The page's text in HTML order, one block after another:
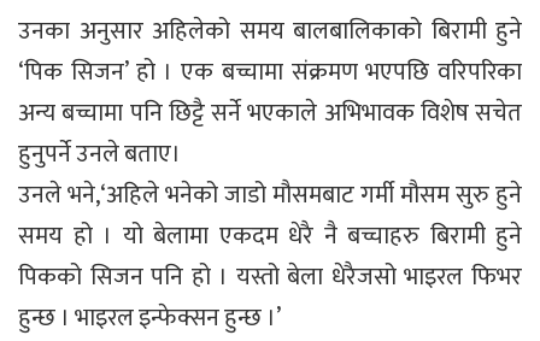
उनका अनुसार अहिलेको समय बालबालिकाको बिरामी हुने
‘पिक सिजन’ हो । एक बच्चामा संक्रमण भएपछि वरिपरिका
अन्य बच्चामा पनि छिट्टै सर्ने भएकाले अभिभावक विशेष सचेत
हुनुपर्ने उनले बताए।
उनले भने,‘अहिले भनेको जाडो मौसमबाट गर्मी मौसम सुरु हुने
समय हो । यो बेलामा एकदम धेरै नै बच्चाहरु बिरामी हुने
पिकको सिजन पनि हो । यस्तो बेला धेरैजसो भाइरल फिभर
हुन्छ । भाइरल इन्फेक्सन हुन्छ ।’